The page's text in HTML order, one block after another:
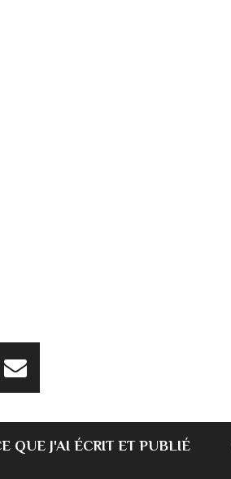
QUE J'AI ÉCRIT ET PUBLIÉ